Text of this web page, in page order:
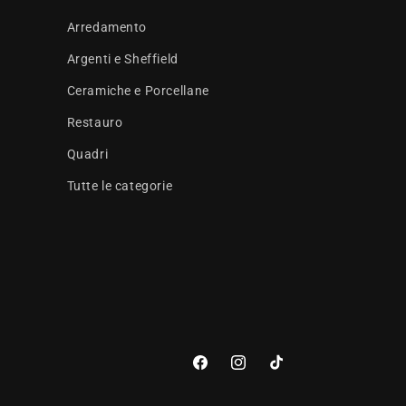
Arredamento
Argenti e Sheffield
Ceramiche e Porcellane
Restauro
Quadri
Tutte le categorie
FacebookInstagramTikTok